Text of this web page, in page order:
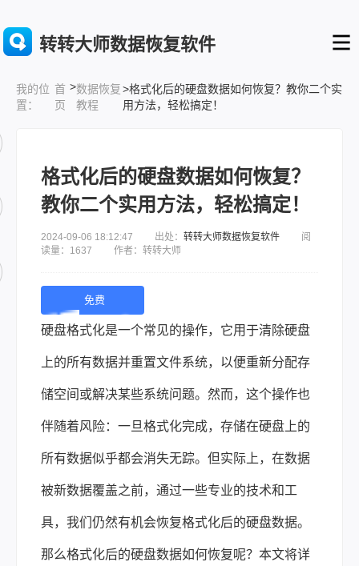
转转大师数据恢复软件
我的位
置：
首
页
>数据恢复
教程
>格式化后的硬盘数据如何恢复？教你二个实
用方法，轻松搞定！
格式化后的硬盘数据如何恢复？
教你二个实用方法，轻松搞定！
2024-09-06 18:12:47 出处： 转转大师数据恢复软件 阅
读量：1637 作者：转转大师
免费
下
载 |
硬盘格式化是一个常见的操作，它用于清除硬盘
上的所有数据并重置文件系统，以便重新分配存
储空间或解决某些系统问题。然而，这个操作也
伴随着风险：一旦格式化完成，存储在硬盘上的
所有数据似乎都会消失无踪。但实际上，在数据
被新数据覆盖之前，通过一些专业的技术和工
具，我们仍然有机会恢复格式化后的硬盘数据。
那么格式化后的硬盘数据如何恢复呢？本文将详